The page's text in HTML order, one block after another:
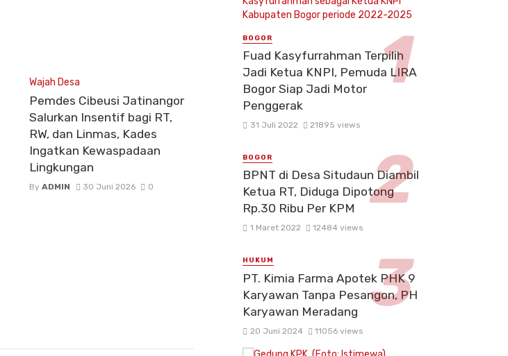
Wajah Desa
Pemdes Cibeusi Jatinangor
Salurkan Insentif bagi RT,
RW, dan Linmas, Kades
Ingatkan Kewaspadaan
Lingkungan
ByADMIN 30 Juni 2026 0
BOGOR
Fuad Kasyfurrahman Terpilih
Jadi Ketua KNPI, Pemuda LIRA
Bogor Siap Jadi Motor
Penggerak
31 Juli 2022 21895 views
BOGOR
BPNT di Desa Situdaun Diambil
Ketua RT, Diduga Dipotong
Rp.30 Ribu Per KPM
1 Maret 2022 12484 views
HUKUM
PT. Kimia Farma Apotek PHK 9
Karyawan Tanpa Pesangon, PH
Karyawan Meradang
20 Juni 2024 11056 views